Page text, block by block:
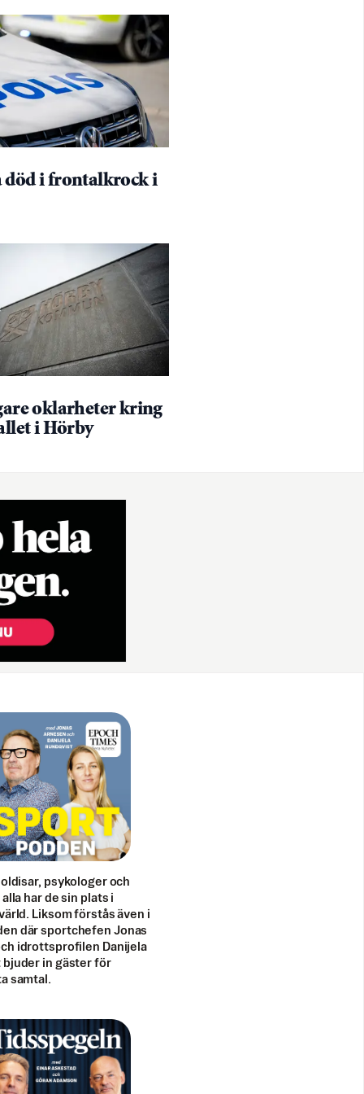
död i frontalkrock i
oklarheter kring
i Hörby
psykologer och
har de sin plats i
Liksom förstås även i
där sportchefen Jonas
idrottsprofilen Danijela
bjuder in gäster för
samtal.